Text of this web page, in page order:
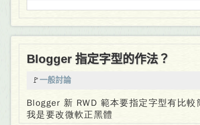
Blogger 指定字型的作法？
🚩一般討論
Blogger 新 RWD 範本要指定字型有比較
我是要改微軟正黑體